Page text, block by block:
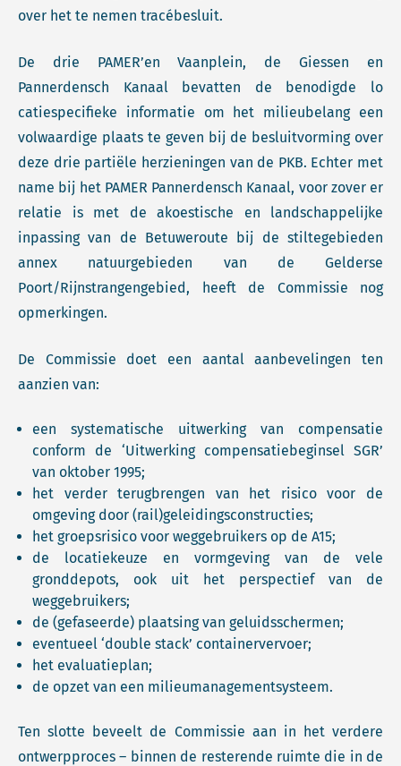
over het te nemen tracébesluit.
De drie PAMER’en Vaanplein, de Giessen en
Pannerdensch Kanaal bevatten de benodigde lo
catiespecifieke informatie om het milieubelang een
volwaardige plaats te geven bij de besluitvorming over
deze drie partiële herzieningen van de PKB. Echter met
name bij het PAMER Pannerdensch Kanaal, voor zover er
relatie is met de akoestische en landschappelijke
inpassing van de Betuweroute bij de stiltegebieden
annex natuurgebieden van de Gelderse
Poort/Rijnstrangengebied, heeft de Commissie nog
opmerkingen.
De Commissie doet een aantal aanbevelingen ten
aanzien van:
een systematische uitwerking van compensatie
conform de ‘Uitwerking compensatiebeginsel SGR’
van oktober 1995;
het verder terugbrengen van het risico voor de
omgeving door (rail)geleidingsconstructies;
het groepsrisico voor weggebruikers op de A15;
de locatiekeuze en vormgeving van de vele
gronddepots, ook uit het perspectief van de
weggebruikers;
de (gefaseerde) plaatsing van geluidsschermen;
eventueel ‘double stack’ containervervoer;
het evaluatieplan;
de opzet van een milieumanagementsysteem.
Ten slotte beveelt de Commissie aan in het verdere
ontwerpproces – binnen de resterende ruimte die in de